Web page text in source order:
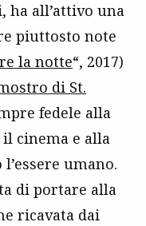
all’attivo una
piuttosto note
la notte“, 2017)
di St.
fedele alla
cinema e alla
umano.
di portare alla
ricavata dai